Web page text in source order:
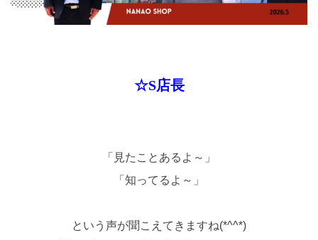
☆S店長
「見たことあるよ～」
「知ってるよ～」
という声が聞こえてきますね(*^^*)